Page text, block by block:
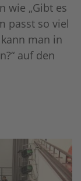
wie „Gibt es
passt so viel
man in
auf den